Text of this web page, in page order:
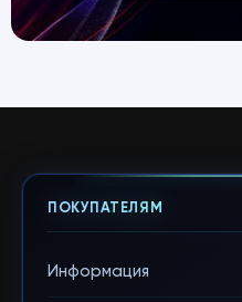
ПОКУПАТЕЛЯМ
Информация